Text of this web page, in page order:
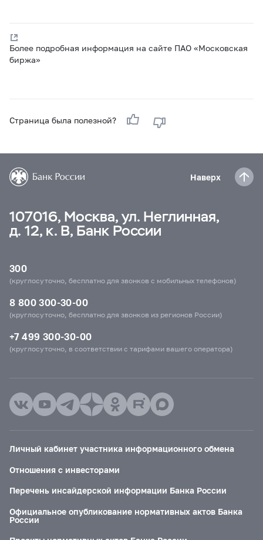
Более подробная информация на сайте ПАО «Московская
биржа»
Страница была полезной?
Наверх
107016, Москва, ул. Неглинная,
д. 12, к. В, Банк России
300
(круглосуточно, бесплатно для звонков с мобильных телефонов)
8 800 300-30-00
(круглосуточно, бесплатно для звонков из регионов России)
+7 499 300-30-00
(круглосуточно, в соответствии с тарифами вашего оператора)
Личный кабинет участника информационного обмена
Отношения с инвесторами
Перечень инсайдерской информации Банка России
Официальное опубликование нормативных актов Банка
России